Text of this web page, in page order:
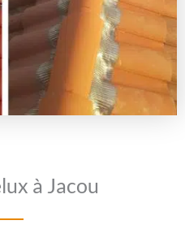
à Jacou